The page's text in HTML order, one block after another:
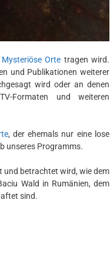
Mysteriöse Orte tragen wird.
und Publikationen weiterer
wird oder an denen
Formaten und weiteren
, der ehemals nur eine lose
unseres Programms.
und betrachtet wird, wie dem
Wald in Rumänien, dem
sind.